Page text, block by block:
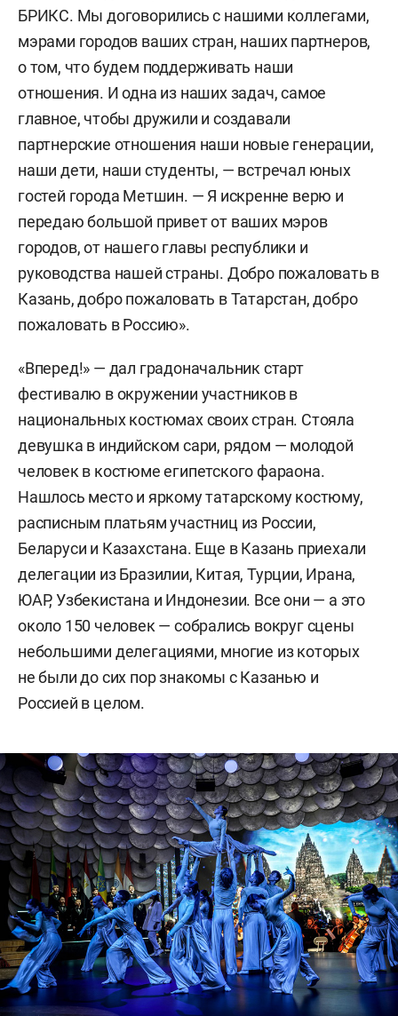
БРИКС. Мы договорились с нашими коллегами,
мэрами городов ваших стран, наших партнеров,
о том, что будем поддерживать наши
отношения. И одна из наших задач, самое
главное, чтобы дружили и создавали
партнерские отношения наши новые генерации,
наши дети, наши студенты, — встречал юных
гостей города Метшин. — Я искренне верю и
передаю большой привет от ваших мэров
городов, от нашего главы республики и
руководства нашей страны. Добро пожаловать в
Казань, добро пожаловать в Татарстан, добро
пожаловать в Россию».
«Вперед!» — дал градоначальник старт
фестивалю в окружении участников в
национальных костюмах своих стран. Стояла
девушка в индийском сари, рядом — молодой
человек в костюме египетского фараона.
Нашлось место и яркому татарскому костюму,
расписным платьям участниц из России,
Беларуси и Казахстана. Еще в Казань приехали
делегации из Бразилии, Китая, Турции, Ирана,
ЮАР, Узбекистана и Индонезии. Все они — а это
около 150 человек — собрались вокруг сцены
небольшими делегациями, многие из которых
не были до сих пор знакомы с Казанью и
Россией в целом.